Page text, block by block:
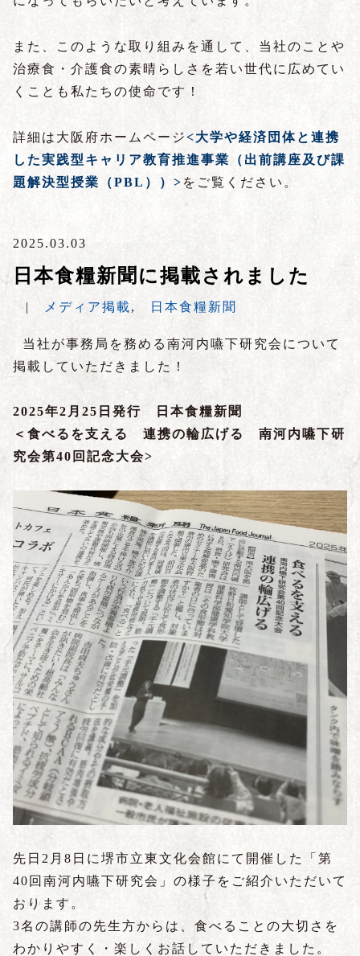
また、このような取り組みを通して、当社のことや
治療食・介護食の素晴らしさを若い世代に広めてい
くことも私たちの使命です！
詳細は大阪府ホームページ<大学や経済団体と連携
した実践型キャリア教育推進事業（出前講座及び課
題解決型授業（PBL））> をご覧ください。
2025.03.03
日本食糧新聞に掲載されました
| メディア掲載, 日本食糧新聞
当社が事務局を務める南河内嚥下研究会について
掲載していただきました！
2025年2月25日発行 日本食糧新聞
＜食べるを支える 連携の輪広げる 南河内嚥下研
究会第40回記念大会>
先日2月8日に堺市立東文化会館にて開催した「第
40回南河内嚥下研究会」の様子をご紹介いただいて
おります。
3名の講師の先生方からは、食べることの大切さを
わかりやすく・楽しくお話していただきました。